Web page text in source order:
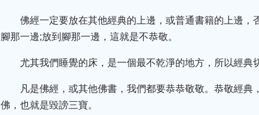
佛經一定要放在其他經典的上邊，或普通書籍的上邊
腳那一邊;放到腳那一邊，這就是不恭敬。
尤其我們睡覺的床，是一個最不乾淨的地方，所以經典
凡是佛經，或其他佛書，我們都要恭恭敬敬。恭敬經
佛，也就是毀謗三寶。